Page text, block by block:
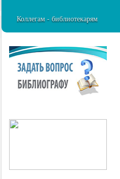
Коллегам - библиотекарям